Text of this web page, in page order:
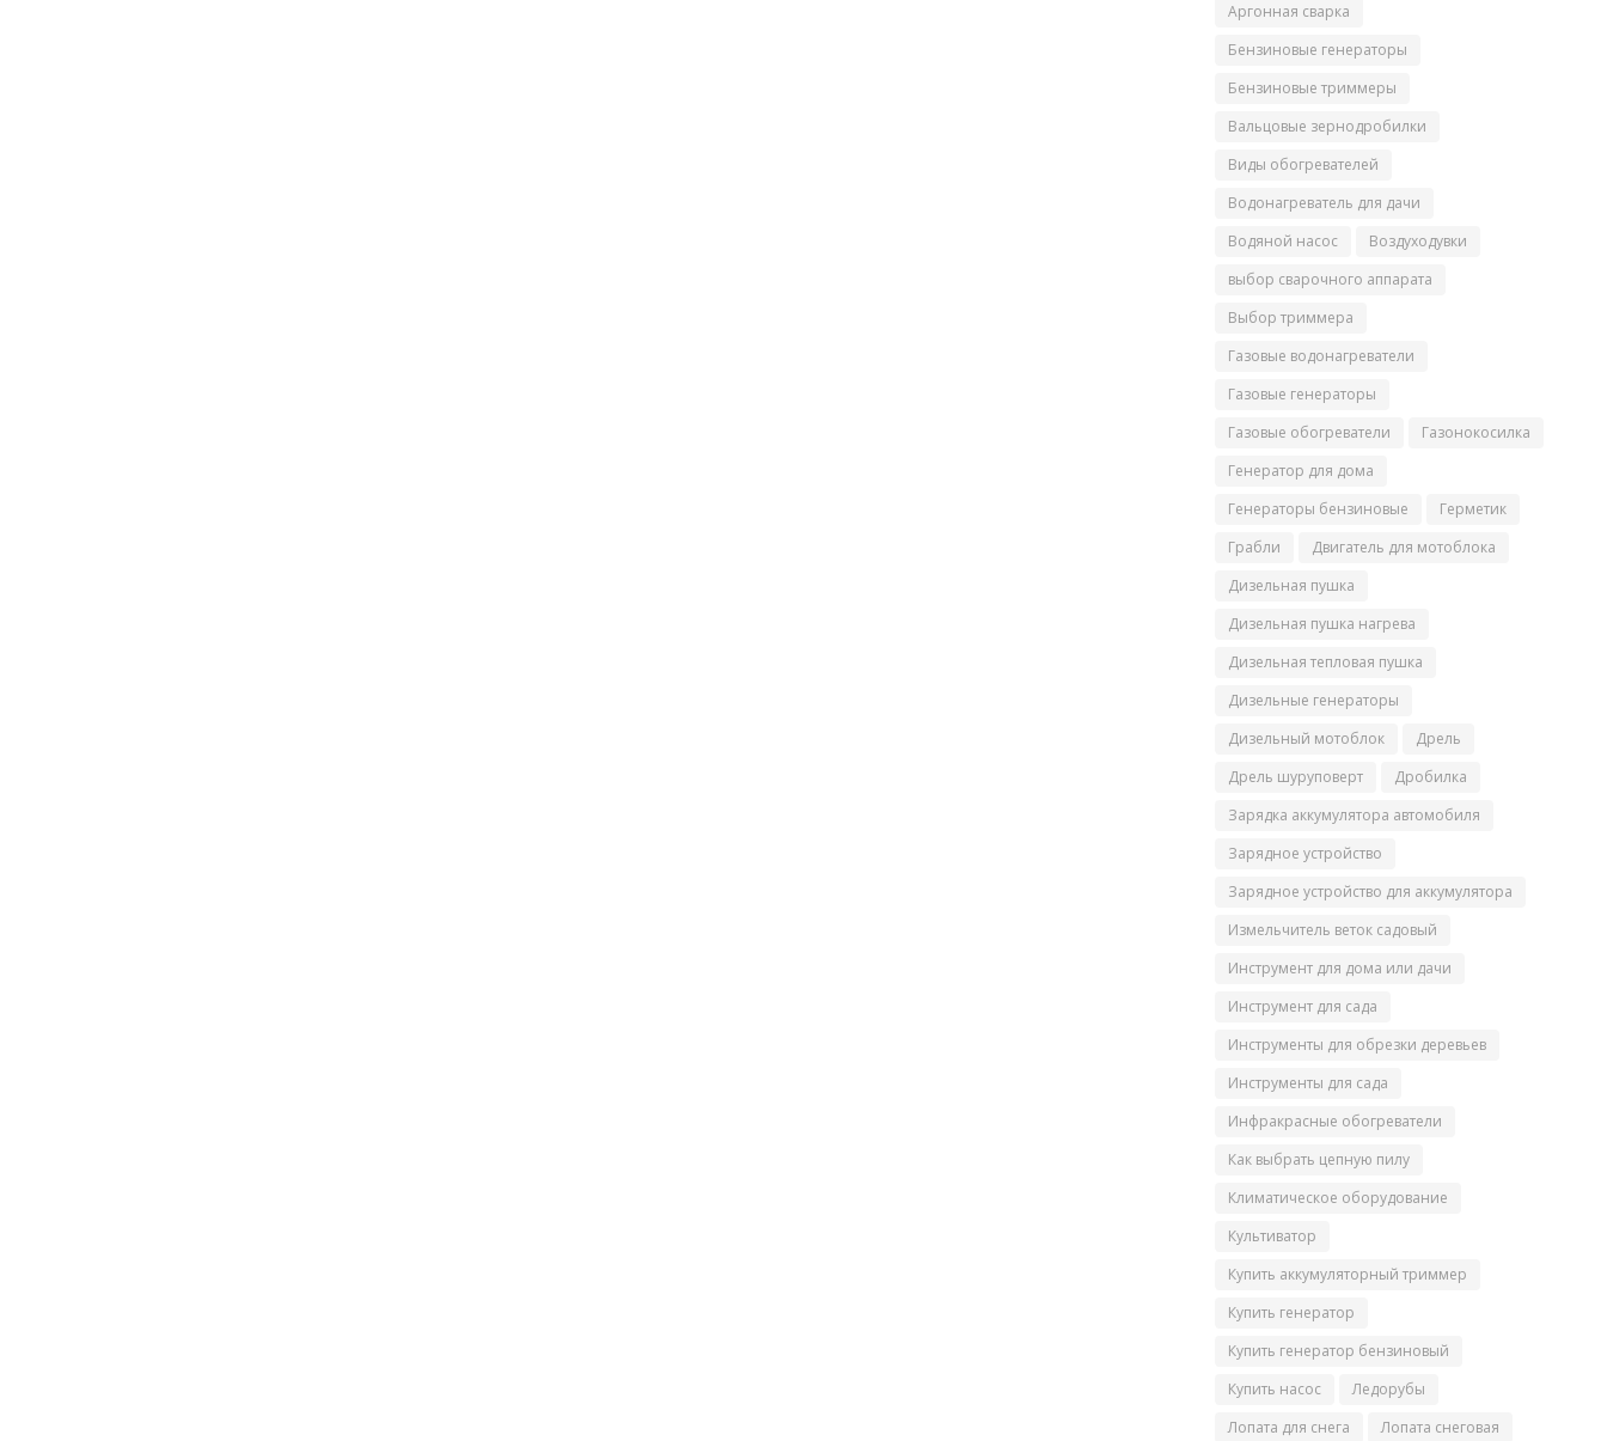
Аргонная сварка
Бензиновые генераторы
Бензиновые триммеры
Вальцовые зернодробилки
Виды обогревателей
Водонагреватель для дачи
Водяной насос
Воздуходувки
выбор сварочного аппарата
Выбор триммера
Газовые водонагреватели
Газовые генераторы
Газовые обогреватели
Газонокосилка
Генератор для дома
Генераторы бензиновые
Герметик
Грабли
Двигатель для мотоблока
Дизельная пушка
Дизельная пушка нагрева
Дизельная тепловая пушка
Дизельные генераторы
Дизельный мотоблок
Дрель
Дрель шуруповерт
Дробилка
Зарядка аккумулятора автомобиля
Зарядное устройство
Зарядное устройство для аккумулятора
Измельчитель веток садовый
Инструмент для дома или дачи
Инструмент для сада
Инструменты для обрезки деревьев
Инструменты для сада
Инфракрасные обогреватели
Как выбрать цепную пилу
Климатическое оборудование
Культиватор
Купить аккумуляторный триммер
Купить генератор
Купить генератор бензиновый
Купить насос
Ледорубы
Лопата для снега
Лопата снеговая